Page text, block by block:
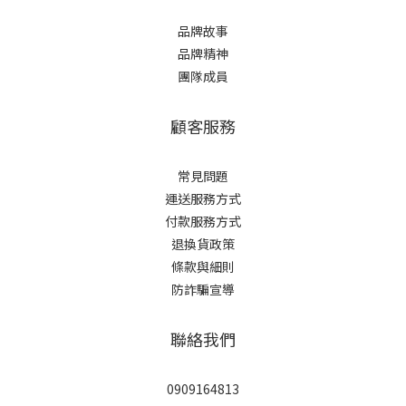
品牌故事
品牌精神
團隊成員
顧客服務
常見問題
運送服務方式
付款服務方式
退換貨政策
條款與細則
防詐騙宣導
聯絡我們
0909164813